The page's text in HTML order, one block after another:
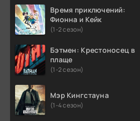
Время приключений:
Фионна и Кейк
(1-2 сезон)
Бэтмен: Крестоносец в
плаще
(1-2 сезон)
Мэр Кингстауна
(1-4 сезон)